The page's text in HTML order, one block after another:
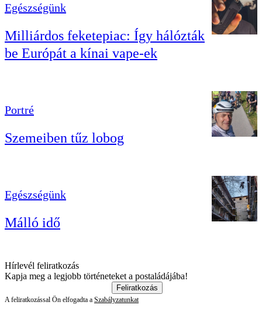
Egészségünk
Milliárdos feketepiac: Így hálózták
be Európát a kínai vape-ek
Portré
Szemeiben tűz lobog
Egészségünk
Málló idő
Hírlevél feliratkozás
Kapja meg a legjobb történeteket a postaládájába!
Feliratkozás
A feliratkozással Ön elfogadta a Szabályzatunkat